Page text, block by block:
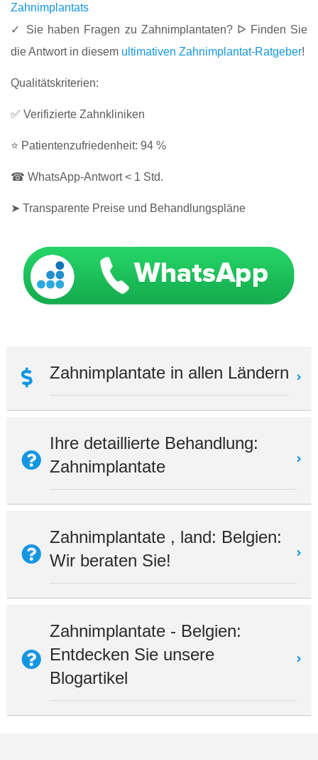
Zahnimplantats
✓ Sie haben Fragen zu Zahnimplantaten? ᐅ Finden Sie
die Antwort in diesem ultimativen Zahnimplantat-Ratgeber!
Qualitätskriterien:
✅ Verifizierte Zahnkliniken
⭐ Patientenzufriedenheit: 94 %
☎ WhatsApp-Antwort < 1 Std.
➤ Transparente Preise und Behandlungspläne
Zahnimplantate in allen Ländern
Ihre detaillierte Behandlung:
Zahnimplantate
Zahnimplantate , land: Belgien:
Wir beraten Sie!
Zahnimplantate - Belgien:
Entdecken Sie unsere
Blogartikel